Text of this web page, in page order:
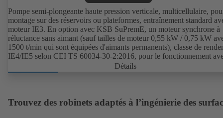
Pompe semi-plongeante haute pression verticale, multicellulaire,
montage sur des réservoirs ou plateformes, entraînement standard
moteur IE3. En option avec KSB SuPremE, un moteur synchrone à
réluctance sans aimant (sauf tailles de moteur 0,55 kW / 0,75 kW
1500 t/min qui sont équipées d'aimants permanents), classe de
IE4/IE5 selon CEI TS 60034-30-2:2016, pour le fonctionnement
variateur de fréquence KSB PumpDrive 2 ou KSB PumpDrive 2
capteur de position rotorique.
Détails
Trouvez des robinets adaptés à l’ingénierie des